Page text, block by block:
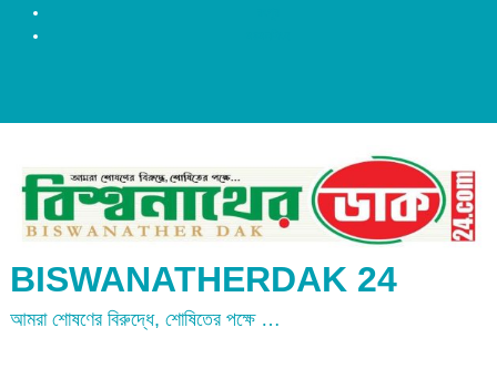
BISWANATHERDAK 24
আমরা শোষণের বিরুদ্ধে, শোষিতের পক্ষে …